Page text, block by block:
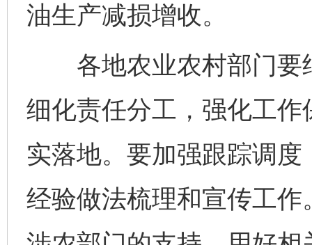
油生产减损增收。
各地农业农村部门要
细化责任分工，强化工
实落地。要加强跟踪调
经验做法梳理和宣传工